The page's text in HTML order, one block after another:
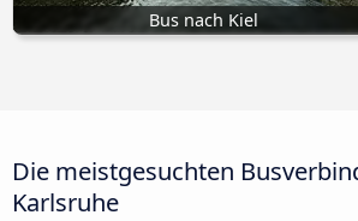
Bus nach Kiel
Die meistgesuchten
Karlsruhe